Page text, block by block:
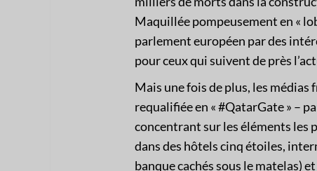
Maquillée pompeusement en «
parlement européen par des
pour ceux qui suivent de près
Mais une fois de plus, les
requalifiée en « #QatarGate » –
concentrant sur les éléments les
dans des hôtels cinq étoiles,
banque cachés sous le matelas)